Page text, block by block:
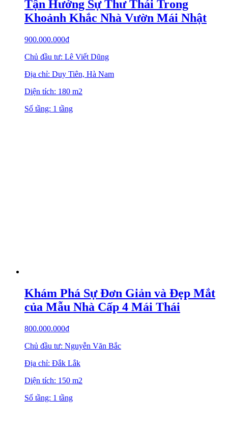
Tận Hưởng Sự Thư Thái Trong
Khoảnh Khắc Nhà Vườn Mái Nhật
900.000.000₫
Chủ đầu tư: Lê Viết Dũng
Địa chỉ: Duy Tiên, Hà Nam
Diện tích: 180 m2
Số tầng: 1 tầng
Khám Phá Sự Đơn Giản và Đẹp Mắt
của Mẫu Nhà Cấp 4 Mái Thái
800.000.000₫
Chủ đầu tư: Nguyễn Văn Bắc
Địa chỉ: Đắk Lắk
Diện tích: 150 m2
Số tầng: 1 tầng